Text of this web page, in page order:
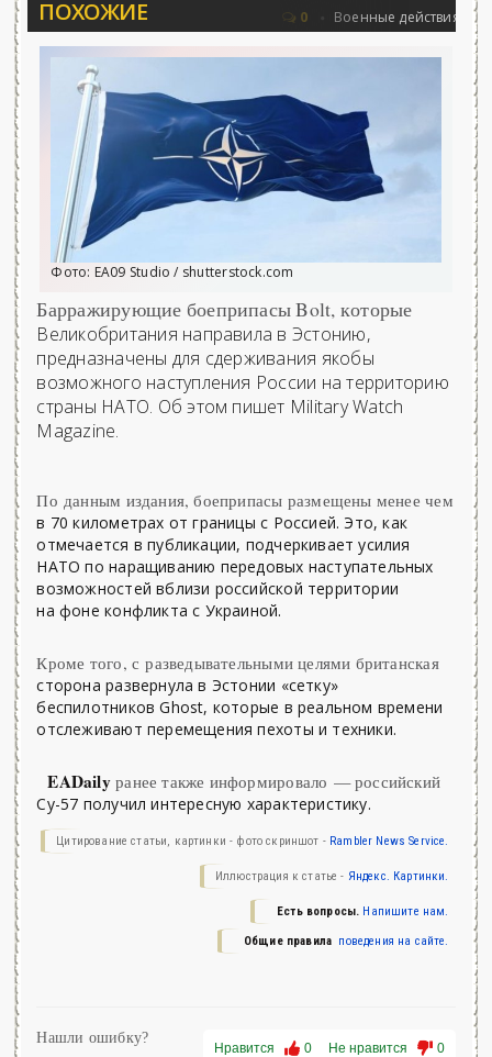
ПОХОЖИЕ
25.06.2026 - «Новости»... Военные действия Об
Фото: EA09 Studio / shutterstock.com
Барражирующие боеприпасы Bolt, которые
Великобритания направила в Эстонию,
предназначены для сдерживания якобы
возможного наступления России на территорию
страны НАТО. Об этом пишет Military Watch
Magazine.
По данным издания, боеприпасы размещены менее чем
в 70 километрах от границы с Россией. Это, как
отмечается в публикации, подчеркивает усилия
НАТО по наращиванию передовых наступательных
возможностей вблизи российской территории
на фоне конфликта с Украиной.
Кроме того, с разведывательными целями британская
сторона развернула в Эстонии «сетку»
беспилотников Ghost, которые в реальном времени
отслеживают перемещения пехоты и техники.
EADailyранее также информировало — российский
Су-57 получил интересную характеристику.
Цитирование статьи, картинки - фото скриншот - Rambler News Service.
Иллюстрация к статье - Яндекс. Картинки.
Есть вопросы. Напишите нам.
Общие правила поведения на сайте.
Нравится 0 Не нравится 0
Нашли ошибку?